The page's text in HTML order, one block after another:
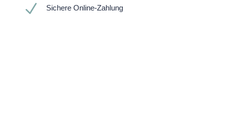
N Sichere Online-Zahlung